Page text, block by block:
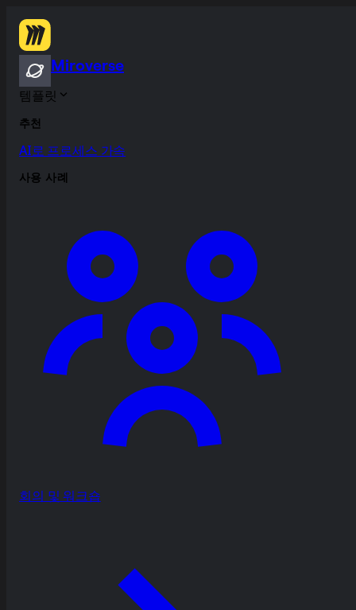
Miroverse
템플릿
추천
AI로 프로세스 가속
사용 사례
회의 및 워크숍